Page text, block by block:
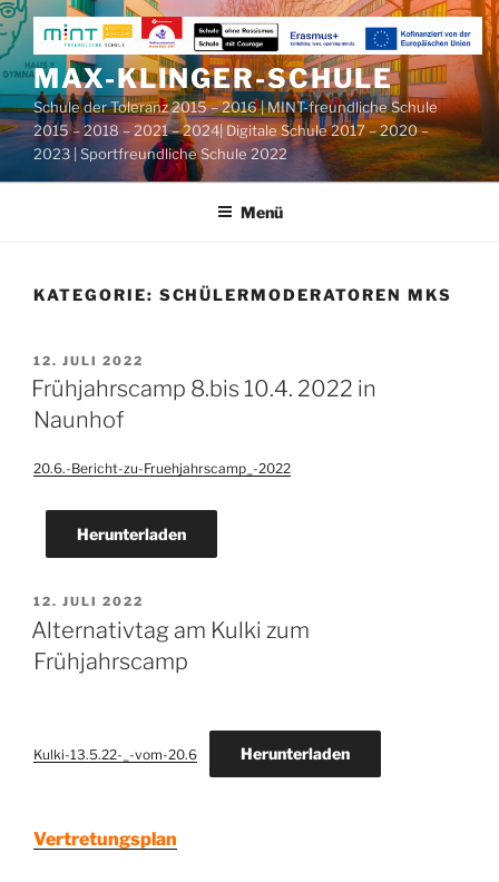
Zum
Inhalt
springenMAX-KLINGER-SCHULE
Schule der Toleranz 2015 – 2016 | MINT-freundliche Schule
2015 – 2018 – 2021 – 2024| Digitale Schule 2017 – 2020 –
2023 | Sportfreundliche Schule 2022
Menü
KATEGORIE: SCHÜLERMODERATOREN MKS
VERÖFFENTLICHT
AM
12. JULI 2022
Frühjahrscamp 8.bis 10.4. 2022 in
Naunhof
20.6.-Bericht-zu-Fruehjahrscamp_-2022
Herunterladen
VERÖFFENTLICHT
AM
12. JULI 2022
Alternativtag am Kulki zum
Frühjahrscamp
Kulki-13.5.22-_-vom-20.6 Herunterladen
Vertretungsplan